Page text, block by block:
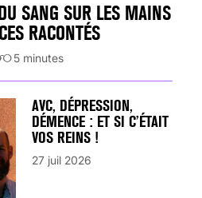
SANG SUR LES MAINS
RACONTÉS
5 minutes
AVC, DÉPRESSION,
DÉMENCE : ET SI C’ÉTAIT
VOS REINS !
27 juil 2026